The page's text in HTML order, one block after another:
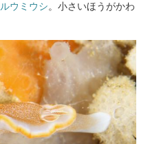
ウミウシ。小さいほうがかわ